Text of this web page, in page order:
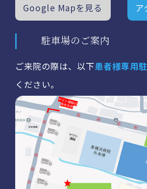
Google Mapを見る ア
駐車場のご案内
ご来院の際は、以下患者様専用
ください。